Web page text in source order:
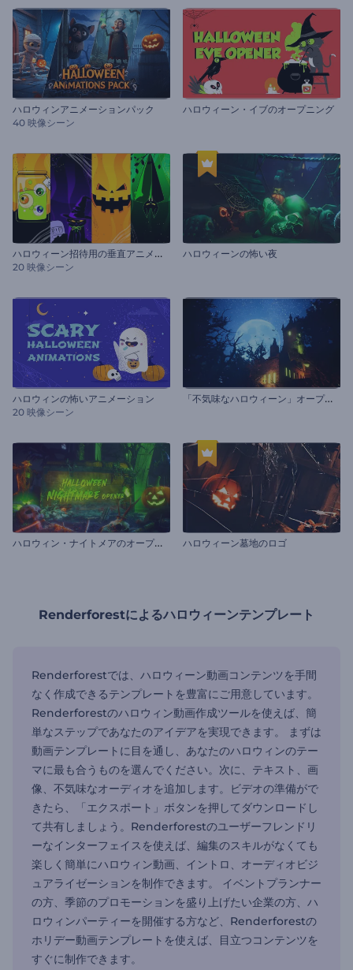
ハロウィンアニメーションパック
40 映像シーン
ハロウィーン・イブのオープニング
ハ
ロウィーン招待用の垂直アニメーション
20 映像シーン
ハロウィーンの怖い夜
ハロウィンの怖いアニメーション
20 映像シーン
「
不気味なハロウィーン」オープニング動画
ハ
ロウィン・ナイトメアのオープニング動画 ハロウィーン墓地のロゴ
Renderforestによるハロウィーンテンプレート
Renderforestでは、ハロウィーン動画コンテンツを手間
なく作成できるテンプレートを豊富にご用意しています。
Renderforestのハロウィン動画作成ツールを使えば、簡
単なステップであなたのアイデアを実現できます。 まずは
動画テンプレートに目を通し、あなたのハロウィンのテー
マに最も合うものを選んでください。次に、テキスト、画
像、不気味なオーディオを追加します。ビデオの準備がで
きたら、「エクスポート」ボタンを押してダウンロードし
て共有しましょう。Renderforestのユーザーフレンドリ
ーなインターフェイスを使えば、編集のスキルがなくても
楽しく簡単にハロウィン動画、イントロ、オーディオビジ
ュアライゼーションを制作できます。 イベントプランナー
の方、季節のプロモーションを盛り上げたい企業の方、ハ
ロウィンパーティーを開催する方など、Renderforestの
ホリデー動画テンプレートを使えば、目立つコンテンツを
すぐに制作できます。